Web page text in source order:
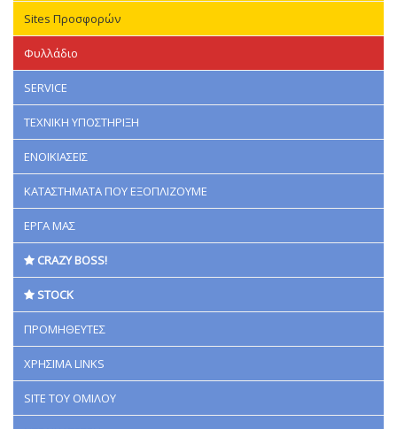
Sites Προσφορών
Φυλλάδιο
SERVICE
ΤΕΧΝΙΚΗ ΥΠΟΣΤΗΡΙΞΗ
ΕΝΟΙΚΙΑΣΕΙΣ
ΚΑΤΑΣΤΗΜΑΤΑ ΠΟΥ ΕΞΟΠΛΙΖΟΥΜΕ
ΕΡΓΑ ΜΑΣ
CRAZY BOSS!
STOCK
ΠΡΟΜΗΘΕΥΤΕΣ
ΧΡΗΣΙΜΑ LINKS
SITE ΤΟΥ ΟΜΙΛΟΥ